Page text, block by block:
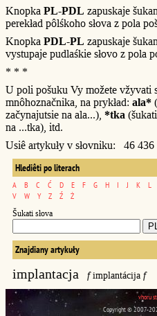
Knopka PL-PDL zapuskaje
perekład pôlśkoho słova z pola
Knopka PDL-PL zapuskaje
vystupaje pudlaśkie słovo z pola
* * *
U poli pošuku Vy možete vžyvati
mnôhoznačnika, na prykład: ala*
začynajutsie na ala...), *tka
na ...tka), itd.
Usiê artykuły v słovniku: 46 436
Hlediêti po literach
A B C Ć D E F G H I J K L
V
W Y Z Ź Ż
Šukati słova
Znajdiany artykuły
implantacja fimplantácija f
vhoru
Copyright © 2007-